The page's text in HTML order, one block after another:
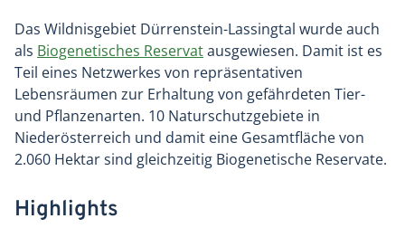
Das Wildnisgebiet Dürrenstein-Lassingtal wurde auch
als Biogenetisches Reservatausgewiesen. Damit ist es
Teil eines Netzwerkes von repräsentativen
Lebensräumen zur Erhaltung von gefährdeten Tier-
und Pflanzenarten. 10 Naturschutzgebiete in
Niederösterreich und damit eine Gesamtfläche von
2.060 Hektar sind gleichzeitig Biogenetische Reservate.
Highlights